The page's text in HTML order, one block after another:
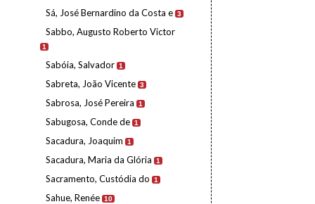
Sá, José Bernardino da Costa e 3
Sabbo, Augusto Roberto Victor
1
Sabóia, Salvador 1
Sabreta, João Vicente 3
Sabrosa, José Pereira 1
Sabugosa, Conde de 1
Sacadura, Joaquim 1
Sacadura, Maria da Glória 1
Sacramento, Custódia do 1
Sahue, Renée 10